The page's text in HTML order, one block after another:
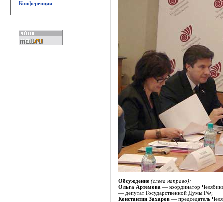
Конференции
Обсуждение (слева направо):
Ольга Артемова — координатор
— депутат Государственной Думы РФ;
Константин Захаров — председатель